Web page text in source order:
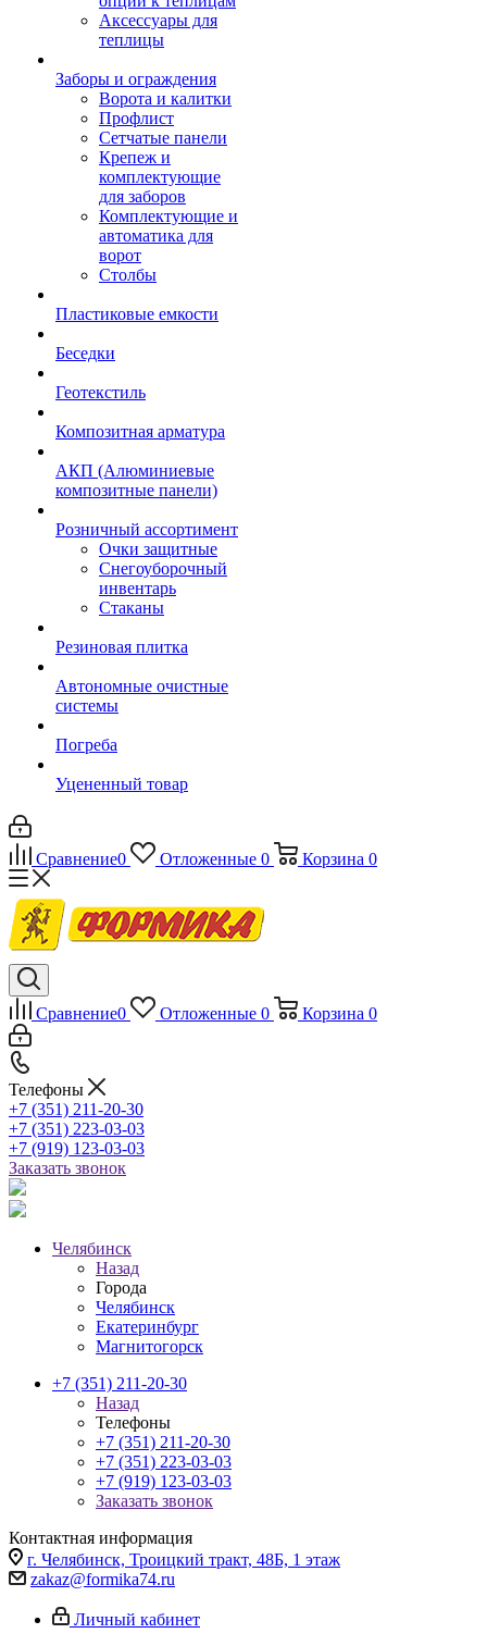
Аксессуары для
теплицы
Заборы и ограждения
Ворота и калитки
Профлист
Сетчатые панели
Крепеж и
комплектующие
для заборов
Комплектующие и
автоматика для
ворот
Столбы
Пластиковые емкости
Беседки
Геотекстиль
Композитная арматура
АКП (Алюминиевые
композитные панели)
Розничный ассортимент
Очки защитные
Снегоуборочный
инвентарь
Стаканы
Резиновая плитка
Автономные очистные
системы
Погреба
Уцененный товар
Сравнение0 Отложенные 0 Корзина 0
Сравнение0 Отложенные 0 Корзина 0
Телефоны
+7 (351) 211-20-30
+7 (351) 223-03-03
+7 (919) 123-03-03
Заказать звонок
Челябинск
Назад
Города
Челябинск
Екатеринбург
Магнитогорск
+7 (351) 211-20-30
Назад
Телефоны
+7 (351) 211-20-30
+7 (351) 223-03-03
+7 (919) 123-03-03
Заказать звонок
Контактная информация
г. Челябинск, Троицкий тракт, 48Б, 1 этаж
zakaz@formika74.ru
Личный кабинет